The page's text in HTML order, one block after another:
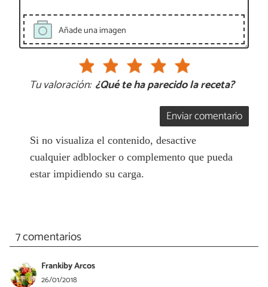
Añade una imagen
Tu valoración: ¿Qué te ha parecido la receta?
Enviar comentario
Si no visualiza el contenido, desactive
cualquier adblocker o complemento que pueda
estar impidiendo su carga.
7 comentarios
Frankiby Arcos
26/01/2018